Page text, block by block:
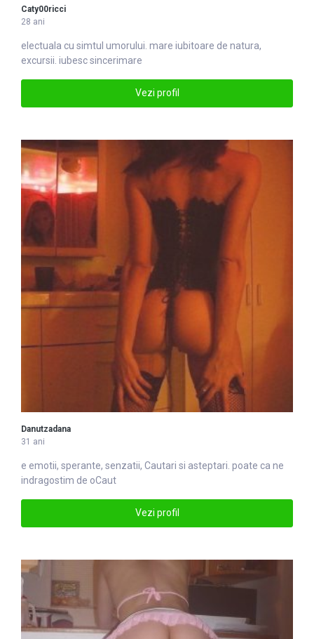
Caty00ricci
28 ani
electuala cu simtul umorului. mare iubitoare de natura,
excursii. iubesc sincerimare
Vezi profil
Danutzadana
31 ani
e emotii, sperante, senzatii, Cautari si asteptari. poate ca ne
indragostim de oCaut
Vezi profil